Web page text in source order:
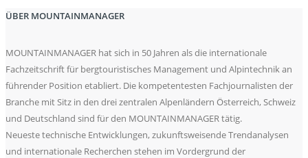
ÜBER MOUNTAINMANAGER
MOUNTAINMANAGER hat sich in 50 Jahren als die internationale
Fachzeitschrift für bergtouristisches Management und Alpintechnik an
führender Position etabliert. Die kompetentesten Fachjournalisten der
Branche mit Sitz in den drei zentralen Alpenländern Österreich, Schweiz
und Deutschland sind für den MOUNTAINMANAGER tätig.
Neueste technische Entwicklungen, zukunftsweisende Trendanalysen
und internationale Recherchen stehen im Vordergrund der